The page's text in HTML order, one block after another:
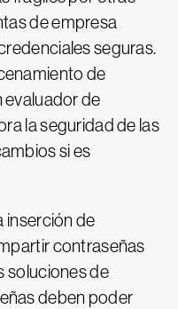
de empresa
seguras.
de
de
la seguridad de las
si es
inserción de
contraseñas
soluciones de
deben poder